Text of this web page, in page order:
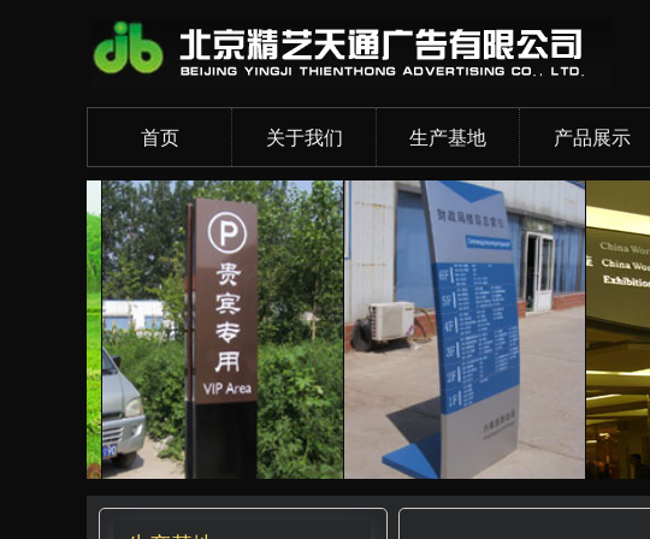
首页 关于我们 生产基地 产品展示